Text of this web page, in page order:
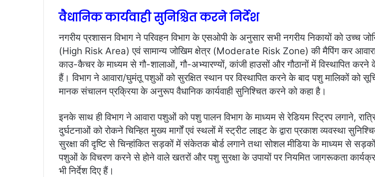
वैधानिक कार्यवाही सुनिश्चित करने निर्देश
नगरीय प्रशासन विभाग ने परिवहन विभाग के एसओपी के अनुसार सभी नगरीय निकायों को उच्च
(High Risk Area) एवं सामान्य जोखिम क्षेत्र (Moderate Risk Zone) की मैपिंग कर
काउ-कैचर के माध्यम से गौ-शालाओं, गौ-अभ्यारण्यों, कांजी हाउसों और गौठानों में विस्थापित करने
हैं। विभाग ने आवारा/घुमंतू पशुओं को सुरक्षित स्थान पर विस्थापित करने के बाद पशु मालिकों को
मानक संचालन प्रक्रिया के अनुरूप वैधानिक कार्यवाही सुनिश्चित करने को कहा है।
इनके साथ ही विभाग ने आवारा पशुओं को पशु पालन विभाग के माध्यम से रेडियम स्ट्रिप लगाने,
दुर्घटनाओं को रोकने चिन्हित मुख्य मार्गों एवं स्थलों में स्ट्रीट लाइट के द्वारा प्रकाश व्यवस्था
सुरक्षा की दृष्टि से चिन्हांकित सड़कों में संकेतक बोर्ड लगाने तथा सोशल मीडिया के माध्यम से
पशुओं के विचरण करने से होने वाले खतरों और पशु सुरक्षा के उपायों पर नियमित जागरूकता
भी निर्देश दिए हैं।